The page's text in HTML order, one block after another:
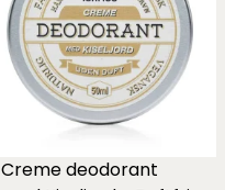
Creme deodorant